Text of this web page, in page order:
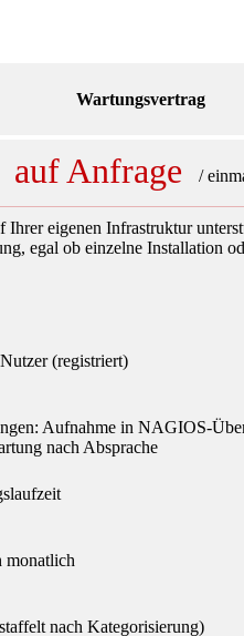
Wartungsvertrag
auf Anfrage /
eigenen Infrastruktur
egal ob einzelne Installation
(registriert)
Aufnahme in NAGIOS-
nach Absprache
monatlich
nach Kategorisierung)